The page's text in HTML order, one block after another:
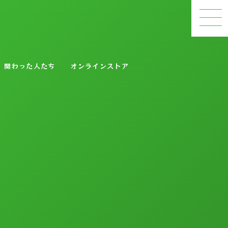
関わった人たち オンラインストア